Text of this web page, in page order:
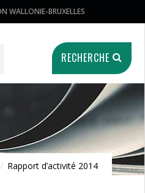
WALLONIE-BRUXELLES
RECHERCHE
/ Rapport d’activité 2014